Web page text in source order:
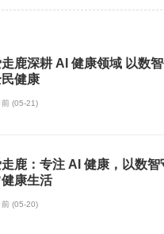
走鹿深耕 AI 健康领域 以数
健康
前 (05-21)
鹿：专注 AI 健康，以数智
康生活
前 (05-20)